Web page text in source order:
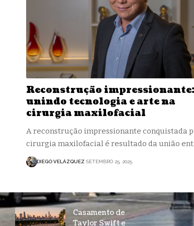
Reconstrução impressionante:
unindo tecnologia e arte na
cirurgia maxilofacial
A reconstrução impressionante conquistada
cirurgia maxilofacial é resultado da união
DIEGO VELÁZQUEZ SETEMBRO 25, 2025
Casamento de
Taylor Swift e